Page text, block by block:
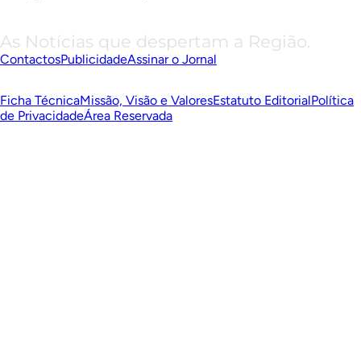
As Notícias que despertam a Região.
ContactosPublicidadeAssinar o Jornal
Ficha TécnicaMissão, Visão e ValoresEstatuto EditorialPolítica
de PrivacidadeÁrea Reservada